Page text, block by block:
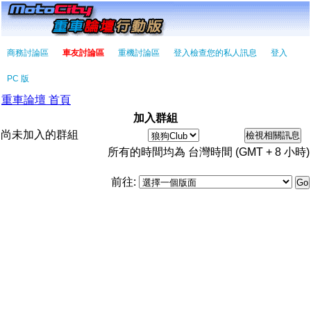
商務討論區 車友討論區 重機討論區 登入檢查您的私人訊息 登入
PC 版
重車論壇 首頁
加入群組
尚未加入的群組
所有的時間均為 台灣時間 (GMT + 8 小時)
前往: